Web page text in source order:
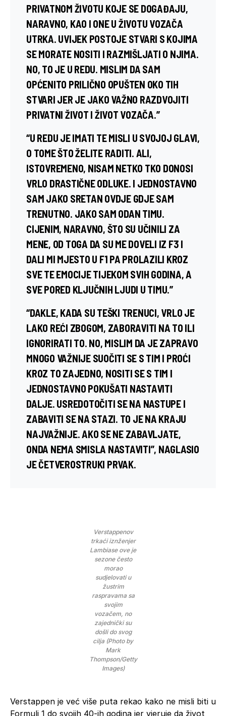
PRIVATNOM ŽIVOTU KOJE SE DOGAĐAJU,
NARAVNO, KAO I ONE U ŽIVOTU VOZAČA
UTRKA. UVIJEK POSTOJE STVARI S KOJIMA
SE MORATE NOSITI I RAZMIŠLJATI O NJIMA.
NO, TO JE U REDU. MISLIM DA SAM
OPĆENITO PRILIČNO OPUŠTEN OKO TIH
STVARI JER JE JAKO VAŽNO RAZDVOJITI
PRIVATNI ŽIVOT I ŽIVOT VOZAČA.”
“U REDU JE IMATI TE MISLI U SVOJOJ GLAVI,
O TOME ŠTO ŽELITE RADITI. ALI,
ISTOVREMENO, NISAM NETKO TKO DONOSI
VRLO DRASTIČNE ODLUKE. I JEDNOSTAVNO
SAM JAKO SRETAN OVDJE GDJE SAM
TRENUTNO. JAKO SAM ODAN TIMU.
CIJENIM, NARAVNO, ŠTO SU UČINILI ZA
MENE, OD TOGA DA SU ME DOVELI IZ F3 I
DALI MI MJESTO U F1 PA PROLAZILI KROZ
SVE TE EMOCIJE TIJEKOM SVIH GODINA, A
SVE PORED KLJUČNIH LJUDI U TIMU.”
“DAKLE, KADA SU TEŠKI TRENUCI, VRLO JE
LAKO REĆI ZBOGOM, ZABORAVITI NA TO ILI
IGNORIRATI TO. NO, MISLIM DA JE ZAPRAVO
MNOGO VAŽNIJE SUOČITI SE S TIM I PROĆI
KROZ TO ZAJEDNO, NOSITI SE S TIM I
JEDNOSTAVNO POKUŠATI NASTAVITI
DALJE. USREDOTOČITI SE NA NASTUPE I
ZABAVITI SE NA STAZI. TO JE NA KRAJU
NAJVAŽNIJE. AKO SE NE ZABAVLJATE,
ONDA NEMA SMISLA NASTAVITI”, NAGLASIO
JE ČETVEROSTRUKI PRVAK.
Verstappenov
trkaći iznženjer
Lambiase ove je
sezone često
morao
sudjelovati u
žustrim
raspravama sa
svojim
vozačem, no
zajednički su
došli do svog
cilja (Photo by
Mark
Thompson/Getty
Images)
Verstappen je već više puta rekao kako ne misli biti u
Formuli 1 do svojih 40-ih godina jer vjeruje da život